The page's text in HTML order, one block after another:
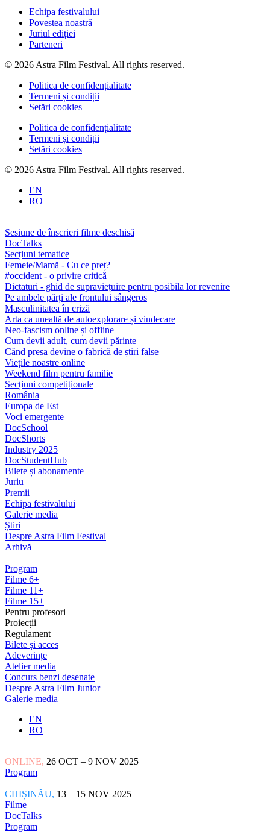
Echipa festivalului
Povestea noastră
Juriul ediției
Parteneri
© 2026 Astra Film Festival. All rights reserved.
Politica de confidențialitate
Termeni și condiții
Setări cookies
Politica de confidențialitate
Termeni și condiții
Setări cookies
© 2026 Astra Film Festival. All rights reserved.
EN
RO
Sesiune de înscrieri filme deschisă
DocTalks
Secțiuni tematice
Femeie/Mamă - Cu ce preț?
#occident - o privire critică
Dictaturi - ghid de supraviețuire pentru posibila lor revenire
Pe ambele părți ale frontului sângeros
Masculinitatea în criză
Arta ca unealtă de autoexplorare și vindecare
Neo-fascism online și offline
Cum devii adult, cum devii părinte
Când presa devine o fabrică de știri false
Viețile noastre online
Weekend film pentru familie
Secțiuni competiționale
România
Europa de Est
Voci emergente
DocSchool
DocShorts
Industry 2025
DocStudentHub
Bilete și abonamente
Juriu
Premii
Echipa festivalului
Galerie media
Știri
Despre Astra Film Festival
Arhivă
Program
Filme 6+
Filme 11+
Filme 15+
Pentru profesori
Proiecții
Regulament
Bilete și acces
Adeverințe
Atelier media
Concurs benzi desenate
Despre Astra Film Junior
Galerie media
EN
RO
ONLINE, 26 OCT – 9 NOV 2025
Program
CHIȘINĂU, 13 – 15 NOV 2025
Filme
DocTalks
Program